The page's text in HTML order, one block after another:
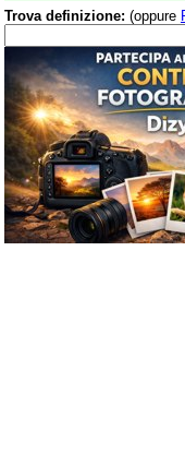
Trova definizione: (oppure